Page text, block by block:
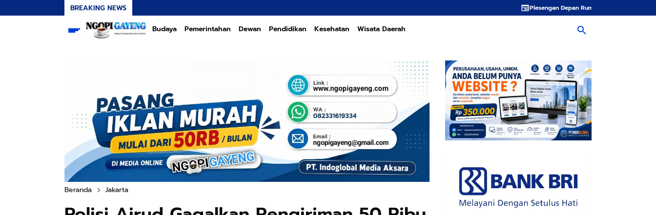
BREAKING NEWS Plesengan Depan Rumah Rampung, Pak Giman Tidak
Budaya Pemerintahan Dewan Pendidikan Kesehatan Wisata Daerah
Beranda Jakarta